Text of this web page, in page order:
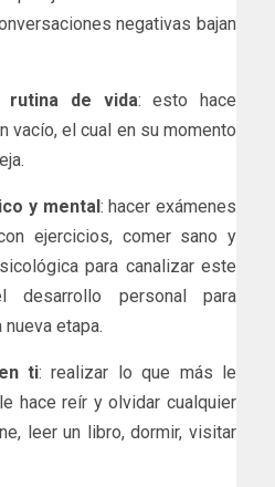
negativas bajan
rutina de vida: esto hace
vacío, el cual en su momento
y mental: hacer exámenes
ejercicios, comer sano y
para canalizar este
desarrollo personal para
etapa.
ti: realizar lo que más le
hace reír y olvidar cualquier
leer un libro, dormir, visitar